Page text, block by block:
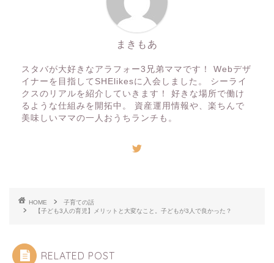
まきもあ
スタバが大好きなアラフォー3兄弟ママです！ Webデザ
イナーを目指してSHElikesに入会しました。 シーライ
クスのリアルを紹介していきます！ 好きな場所で働け
るような仕組みを開拓中。 資産運用情報や、楽ちんで
美味しいママの一人おうちランチも。
HOME
子育ての話
【子ども3人の育児】メリットと大変なこと。子どもが3人で良かった？
RELATED POST